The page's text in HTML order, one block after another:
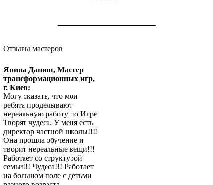
Отзывы мастеров
Янина Даниш, Мастер
трансформационных игр,
г. Киев:
Могу сказать, что мои
ребята проделывают
нереальную работу по Игре.
Творят чудеса. У меня есть
директор частной школы!!!!
Она прошла обучение и
творит нереальные вещи!!!
Работает со структурой
семьи!!! Чудеса!!! Работает
на большом поле с детьми